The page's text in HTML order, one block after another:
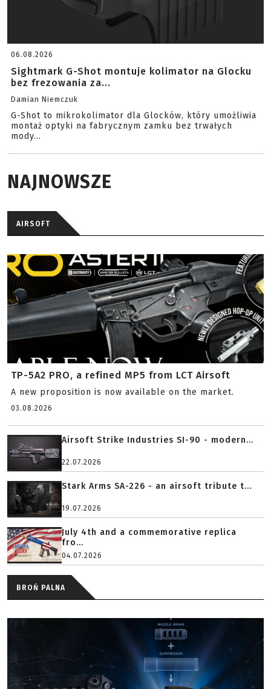
06.08.2026
Sightmark G-Shot montuje kolimator na Glocku
bez frezowania za...
Damian Niemczuk
G-Shot to mikrokolimator dla Glocków, który umożliwia
montaż optyki na fabrycznym zamku bez trwałych
mody...
NAJNOWSZE
AIRSOFT
TP-5A2 PRO, a refined MP5 from LCT Airsoft
A new proposition is now available on the market.
03.08.2026
Airsoft Strike Industries SI-90 - modern...
22.07.2026
Stark Arms SA-226 - an airsoft tribute t...
19.07.2026
July 4th and a commemorative replica
fro...
04.07.2026
BROŃ PALNA